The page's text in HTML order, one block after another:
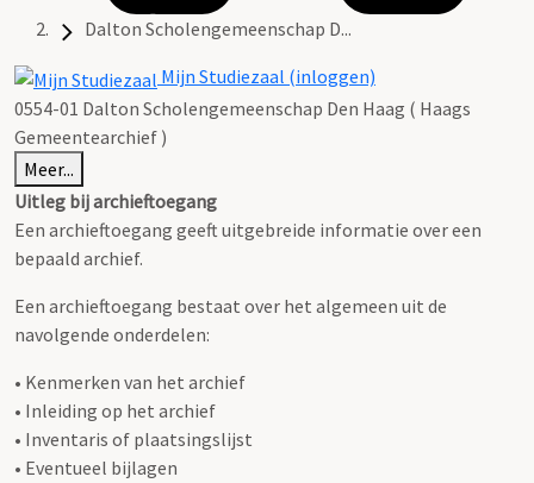
Dalton Scholengemeenschap D...
Mijn Studiezaal (inloggen)
0554-01 Dalton Scholengemeenschap Den Haag ( Haags
Gemeentearchief )
Meer...
Uitleg bij archieftoegang
Een archieftoegang geeft uitgebreide informatie over een
bepaald archief.
Een archieftoegang bestaat over het algemeen uit de
navolgende onderdelen:
• Kenmerken van het archief
• Inleiding op het archief
• Inventaris of plaatsingslijst
• Eventueel bijlagen